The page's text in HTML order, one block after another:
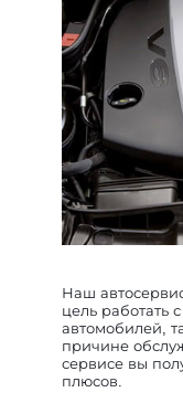
Наш
цель работать
автомобилей,
причине
сервисе вы
плюсов.